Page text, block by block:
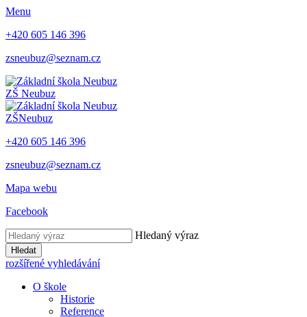
Menu
+420 605 146 396
zsneubuz@seznam.cz
ZŠ Neubuz
ZŠNeubuz
+420 605 146 396
zsneubuz@seznam.cz
Mapa webu
Facebook
Hledaný výraz
Hledat
rozšířené vyhledávání
O škole
Historie
Reference